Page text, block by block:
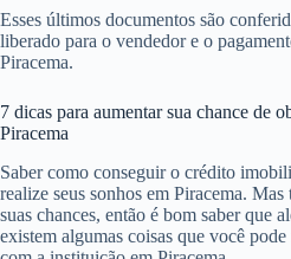
Esses últimos documentos são
liberado para o vendedor e o
Piracema.
7 dicas para aumentar sua chance de
Piracema
Saber como conseguir o crédito
realize seus sonhos em Piracema.
suas chances, então é bom saber que
existem algumas coisas que você